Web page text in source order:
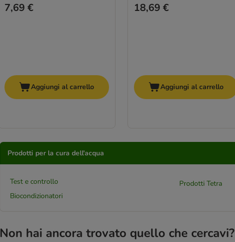
7,69 €
Aggiungi al carrello
18,69 €
Aggiungi al carrello
Prodotti per la cura dell'acqua
Test e controllo
Biocondizionatori
Prodotti Tetra
Non hai ancora trovato quello che cercavi?